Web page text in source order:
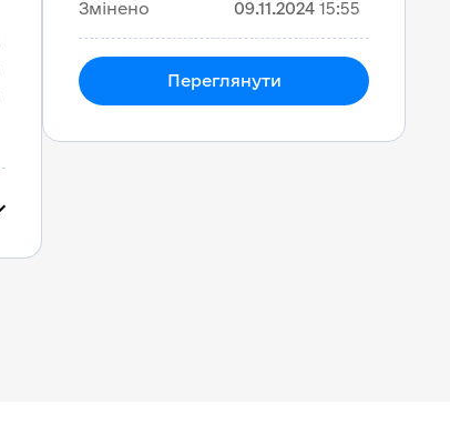
Змінено
09.11.2024 15:55
Переглянути